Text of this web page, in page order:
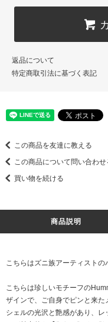
返品について
特定商取引法に基づく表記
この商品を友達に教える
この商品について問い合わせ
買い物を続ける
商品説明
こちらはズニ族アーティストの
こちらは珍しいモチーフの
ザインで、ご自身でピンと来た
シェルの光沢と艶感があり、